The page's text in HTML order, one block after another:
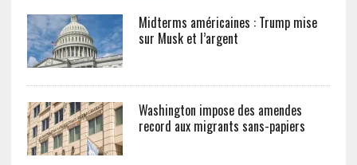
Midterms américaines : Trump mise
sur Musk et l’argent
Washington impose des amendes
record aux migrants sans-papiers